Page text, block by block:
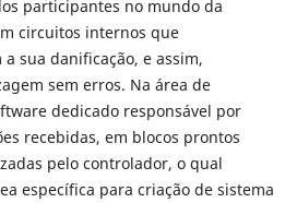
participantes no mundo da
circuitos internos que
sua danificação, e assim,
sem erros. Na área de
dedicado responsável por
recebidas, em blocos prontos
pelo controlador, o qual
específica para criação de sistema